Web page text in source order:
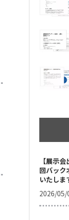
【展示
回バック
いたしま
2026/05/